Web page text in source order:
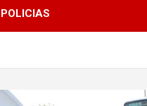
POLICIAS